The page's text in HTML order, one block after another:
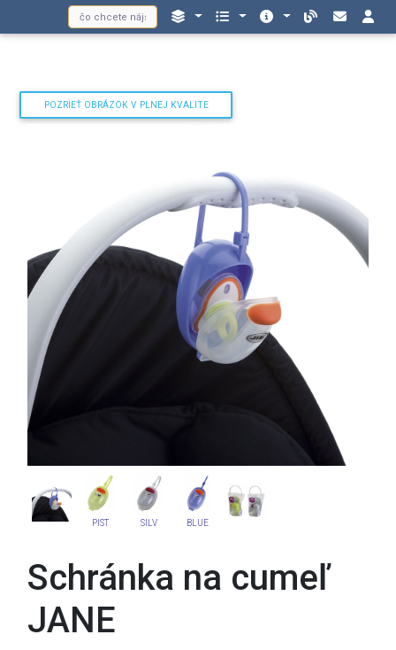
POZRIEŤ OBRÁZOK V PLNEJ KVALITE
PIST SILV BLUE
Schránka na cumeľ
JANE